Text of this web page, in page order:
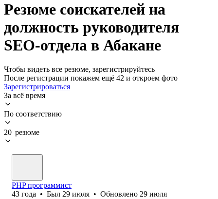
Резюме соискателей на
должность руководителя
SEO-отдела в Абакане
Чтобы видеть все резюме, зарегистрируйтесь
После регистрации покажем ещё 42 и откроем фото
Зарегистрироваться
За всё время
По соответствию
20 резюме
PHP программист
43 года • Был 29 июля • Обновлено 29 июля